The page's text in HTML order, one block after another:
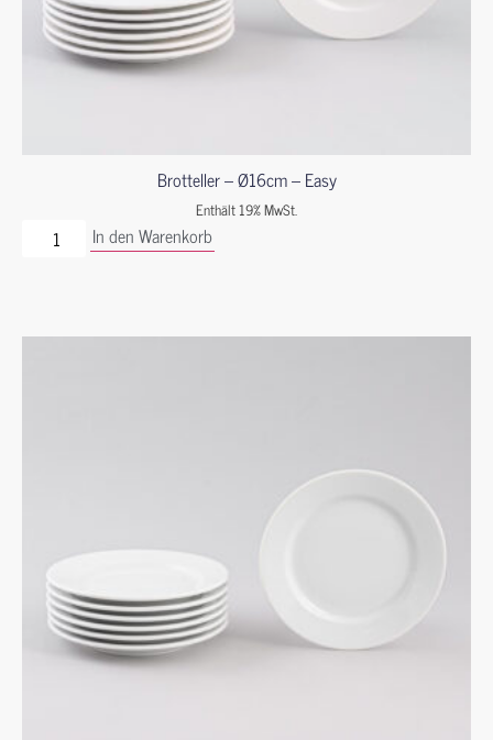
Brotteller – Ø16cm – Easy
Enthält 19% MwSt.
In den Warenkorb